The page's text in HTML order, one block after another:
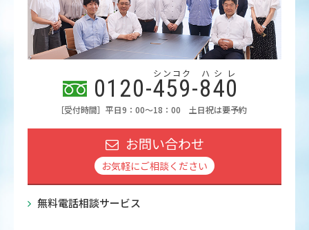
0120-459
シンコク
-840
ハシレ
［受付時間］平日9：00～18：00 土日祝は要予約
お問い合わせ
お気軽にご相談ください
無料電話相談サービス